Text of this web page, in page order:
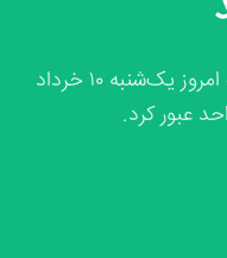
شاخص کل بورس در ابتدای مبادلات امروز یک‌شنبه ۱۰ خرداد